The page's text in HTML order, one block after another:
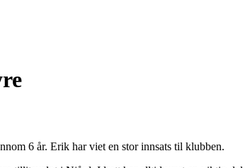
6 år. Erik har viet en stor innsats til klubben.